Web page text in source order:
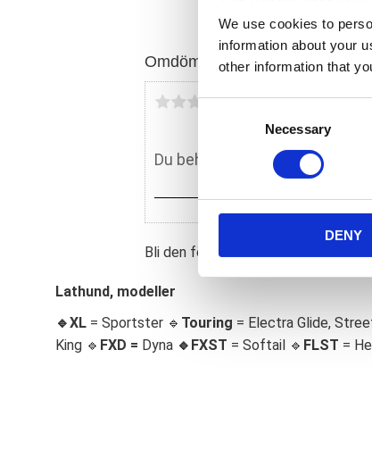
We use cookies to
information about your
other information that
C
S
e
e
c
Necessary
DENY
Omdömen
Du
Bli den första att lämna ett omdöme.
Lathund, modeller
🔹XL = Sportster 🔹 Touring = Electra Glide,
King 🔹 FXD = Dyna 🔹 FXST = Softail 🔹 FLST =